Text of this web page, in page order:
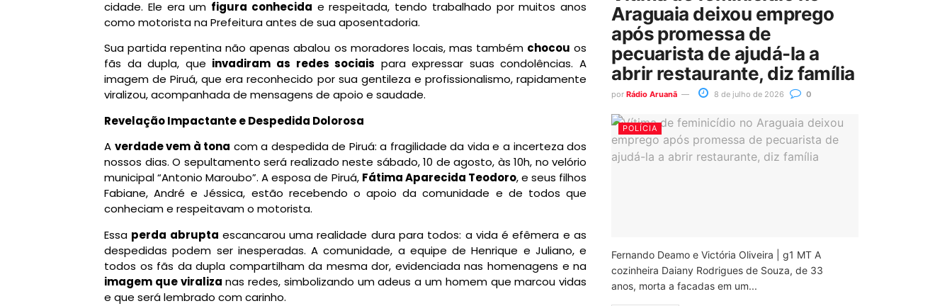
cidade. Ele era um figura conhecida e respeitada, tendo trabalhado por muitos anos
como motorista na Prefeitura antes de sua aposentadoria.
Sua partida repentina não apenas abalou os moradores locais, mas também chocou os
fãs da dupla, que invadiram as redes sociais para expressar suas condolências. A
imagem de Piruá, que era reconhecido por sua gentileza e profissionalismo, rapidamente
viralizou, acompanhada de mensagens de apoio e saudade.
Revelação Impactante e Despedida Dolorosa
A verdade vem à tona com a despedida de Piruá: a fragilidade da vida e a incerteza dos
nossos dias. O sepultamento será realizado neste sábado, 10 de agosto, às 10h, no velório
municipal “Antonio Maroubo”. A esposa de Piruá, Fátima Aparecida Teodoro, e seus filhos
Fabiane, André e Jéssica, estão recebendo o apoio da comunidade e de todos que
conheciam e respeitavam o motorista.
Essa perda abrupta escancarou uma realidade dura para todos: a vida é efêmera e as
despedidas podem ser inesperadas. A comunidade, a equipe de Henrique e Juliano, e
todos os fãs da dupla compartilham da mesma dor, evidenciada nas homenagens e na
imagem que viraliza nas redes, simbolizando um adeus a um homem que marcou vidas
e que será lembrado com carinho.
Araguaia deixou emprego
após promessa de
pecuarista de ajudá-la a
abrir restaurante, diz família
por Rádio Aruanã 8 de julho de 2026 0
POLÍCIA
Fernando Deamo e Victória Oliveira | g1 MT A
cozinheira Daiany Rodrigues de Souza, de 33
anos, morta a facadas em um...